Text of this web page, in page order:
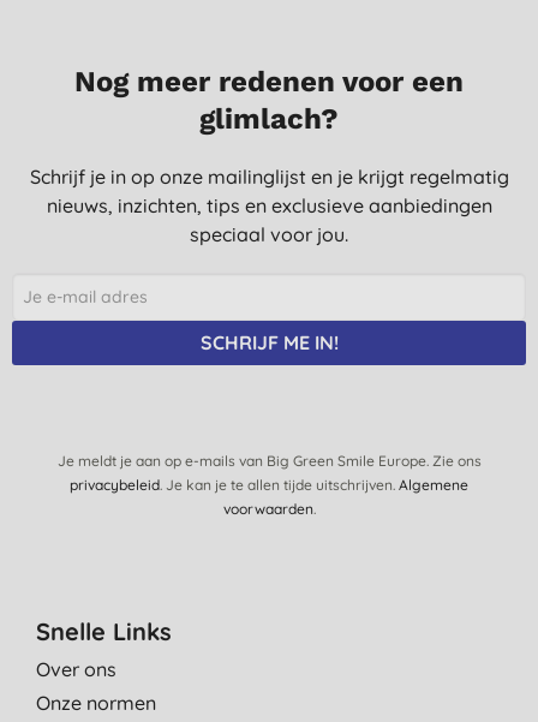
Nog meer redenen voor een
glimlach?
Schrijf je in op onze mailinglijst en je krijgt regelmatig
nieuws, inzichten, tips en exclusieve aanbiedingen
speciaal voor jou.
SCHRIJF ME IN!
Je meldt je aan op e-mails van Big Green Smile Europe. Zie ons
privacybeleid. Je kan je te allen tijde uitschrijven. Algemene
voorwaarden.
Snelle Links
Over ons
Onze normen